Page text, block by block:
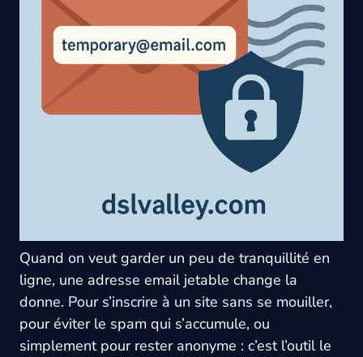
Quand on veut garder un peu de tranquillité en
ligne, une adresse email jetable change la
donne. Pour s’inscrire à un site sans se mouiller,
pour éviter le spam qui s’accumule, ou
simplement pour rester anonyme : c’est l’outil le